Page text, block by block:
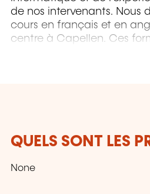
de nos intervenants. Nous
cours en français et en
centre à Capellen. Ces
project management,
QUELS SONT LES
None